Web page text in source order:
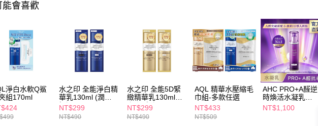
能會喜歡
淨白水軟Q鯊
組170ml
水之印 全能淨白精
華乳130ml (潤澤/
極潤)
NT$299
NT$490
水之印 全能5D緊
緻精華乳130ml
(潤澤/極潤)
NT$299
NT$490
AQL 精華水壓縮毛
巾組-多款任選
NT$433
NT$509
AHC PRO+A醛逆
時煥活水凝乳
130ml
NT$1,100